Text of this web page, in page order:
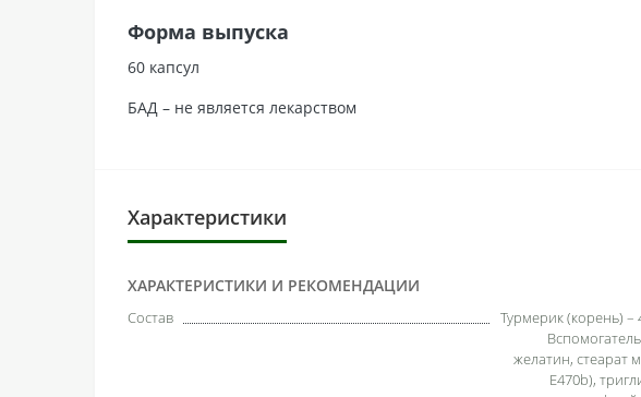
Форма выпуска
60 капсул
БАД – не является лекарством
Характеристики
ХАРАКТЕРИСТИКИ И РЕКОМЕНДАЦИИ
Состав
Турмерик (корень) –
желатин, стеарат
E470b),